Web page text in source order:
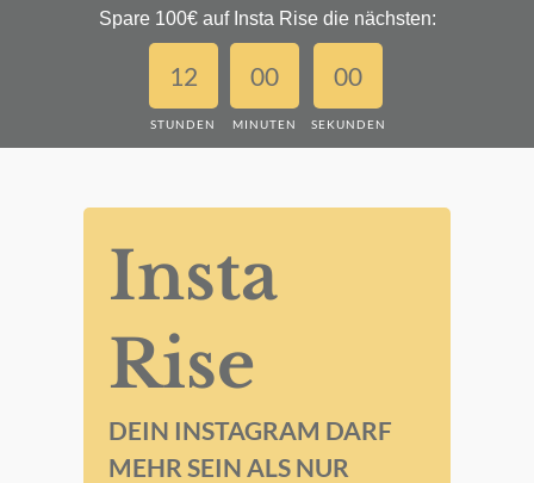
Spare 100€ auf Insta Rise die nächsten:
12
STUNDEN
00
MINUTEN
00
SEKUNDEN
Insta
Rise
DEIN INSTAGRAM DARF
MEHR SEIN ALS NUR